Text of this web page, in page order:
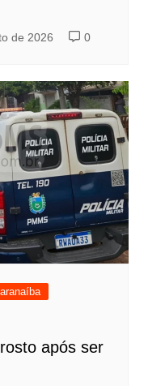
de 2026 0
após ser